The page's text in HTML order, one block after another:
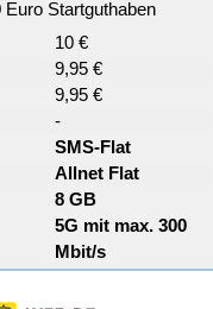
Euro Startguthaben
10 €
9,95 €
9,95 €
-
SMS-Flat
Allnet Flat
8 GB
5G mit max. 300
Mbit/s